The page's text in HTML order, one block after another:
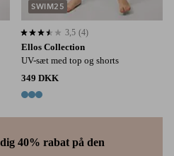
Ellos Collection
UV-sæt med top og shorts
349 DKK
3 farver
3,5 baseret på 4 bedømmelser
3,5 (4)
SWIM25
40% rabat på den